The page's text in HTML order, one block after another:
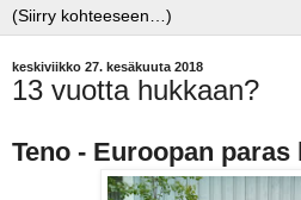
keskiviikko 27. kesäkuuta 2018
13 vuotta hukkaan?
Teno - Euroopan